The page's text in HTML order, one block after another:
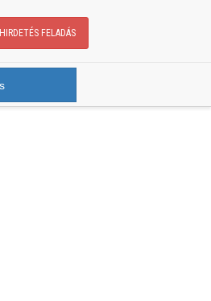
HIRDETÉS FELADÁS